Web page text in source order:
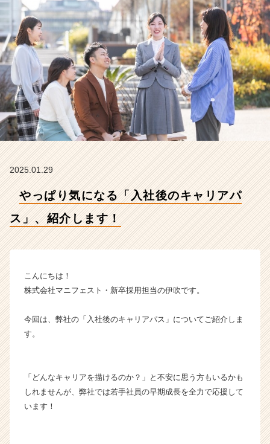
ア
パ
ス」、
紹
介
し
ま
す！
【株
会
ェ
ト
タ
|
ャ
ー・
2025.01.29
やっぱり気になる「入社後のキャリアパ
ス」、紹介します！
こんにちは！
株式会社マニフェスト・新卒採用担当の伊吹です。
今回は、弊社の「入社後のキャリアパス」についてご紹介しま
す。
「どんなキャリアを描けるのか？」と不安に思う方もいるかも
しれませんが、弊社では若手社員の早期成長を全力で応援して
います！